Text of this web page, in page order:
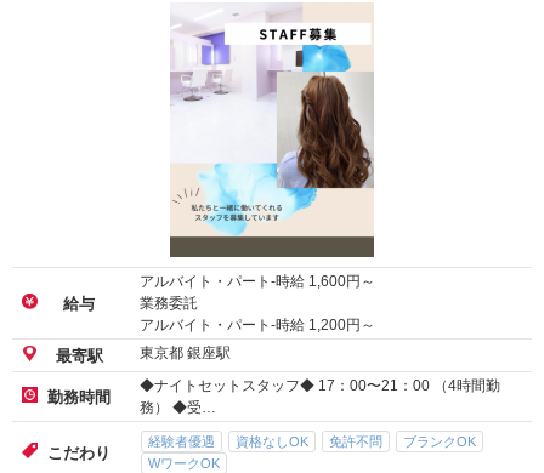
給与
アルバイト・パート-時給 1,600円～
業務委託
アルバイト・パート-時給 1,200円～
最寄駅 東京都 銀座駅
勤務時間
◆ナイトセットスタッフ◆ 17：00〜21：00 （4時間勤
務） ◆受…
こだわり
経験者優遇 資格なしOK 免許不問
ブランクOK
WワークOK